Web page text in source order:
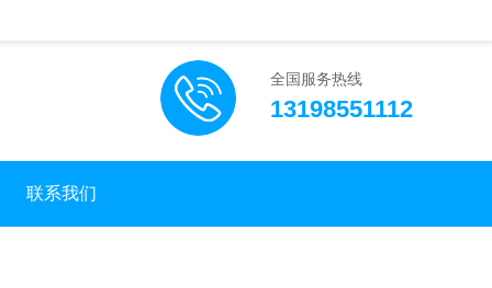
全国服务热线
13198551112
联系我们